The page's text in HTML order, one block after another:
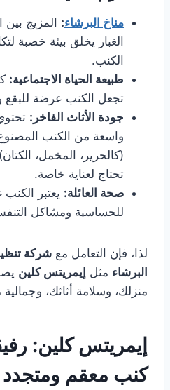
مناخ البرشاء: المزيج بين
الغبار يخلق بيئة خصبة
الكنب.
طبيعة الحياة الاجتماعية:
تجعل الكنب عرضة للبقع
جودة الأثاث الفاخر:
واسعة من الكنب
(كالحرير، المخمل،
تحتاج لعناية خاصة.
صحة العائلة: يعتبر
للحساسية ومشاكل
لذا، فإن التعامل مع شركة
البرشاء مثل إيمريتس كلين
منزلك، وسلامة أثاثك،
إيمريتس كلين:
كنب معقم ومتجدد